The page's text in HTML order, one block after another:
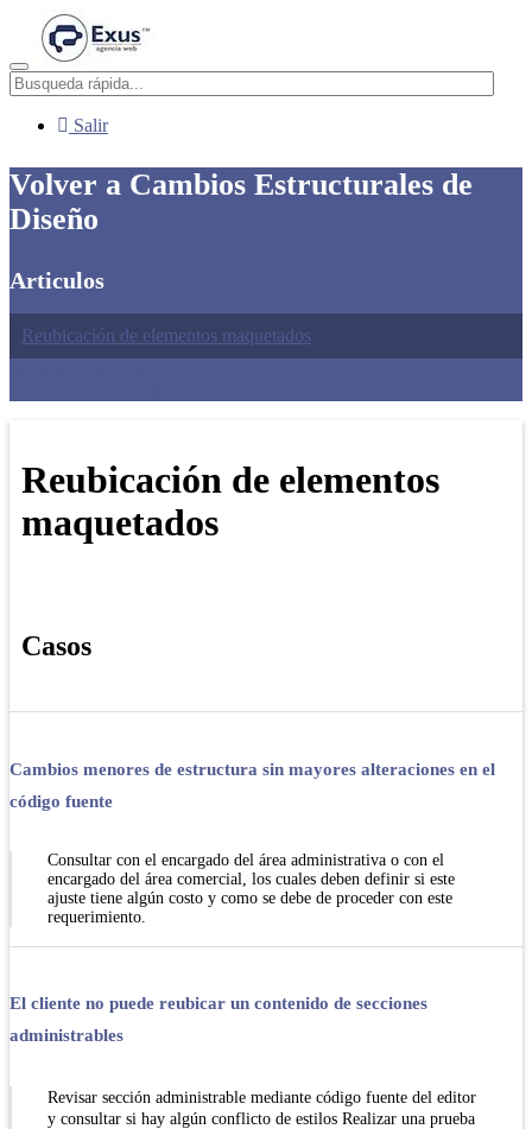
Menú
Salir
Volver a Cambios Estructurales de
Diseño
Articulos
Reubicación de elementos maquetados
Reubicación de elementos
maquetados
Casos
Cambios menores de estructura sin mayores alteraciones en el
código fuente
Consultar con el encargado del área administrativa o con el
encargado del área comercial, los cuales deben definir si este
ajuste tiene algún costo y como se debe de proceder con este
requerimiento.
El cliente no puede reubicar un contenido de secciones
administrables
Revisar sección administrable mediante código fuente del editor
y consultar si hay algún conflicto de estilos Realizar una prueba